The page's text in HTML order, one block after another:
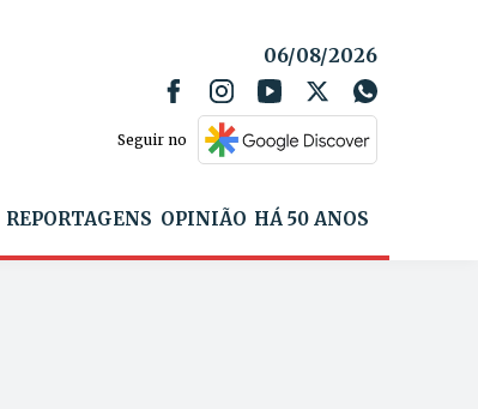
06/08/2026
Seguir no
REPORTAGENS OPINIÃO HÁ 50 ANOS